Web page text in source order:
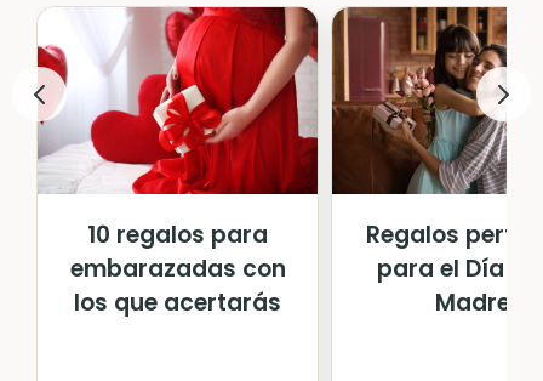
10 regalos para
embarazadas con
los que acertarás
Regalos
para el Día
Madre